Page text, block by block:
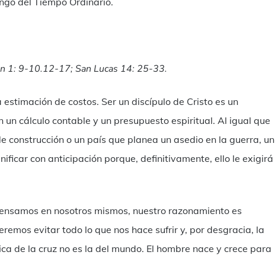
1: 9-10.12-17; San Lucas 14: 25-33.
de costos. Ser un discípulo de Cristo es un
cálculo contable y un presupuesto espiritual. Al igual que
construcción o un país que planea un asedio en la guerra, un
con anticipación porque, definitivamente, ello le exigirá
en nosotros mismos, nuestro razonamiento es
evitar todo lo que nos hace sufrir y, por desgracia, la
de la cruz no es la del mundo. El hombre nace y crece para